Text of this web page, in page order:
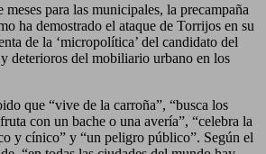
para las municipales, la precampaña
ha demostrado el ataque de Torrijos en su
de la ‘micropolítica’ del candidato del
y deterioros del mobiliario urbano en los
que “vive de la carroña”, “busca los
con un bache o una avería”, “celebra la
y cínico” y “un peligro público”. Según el